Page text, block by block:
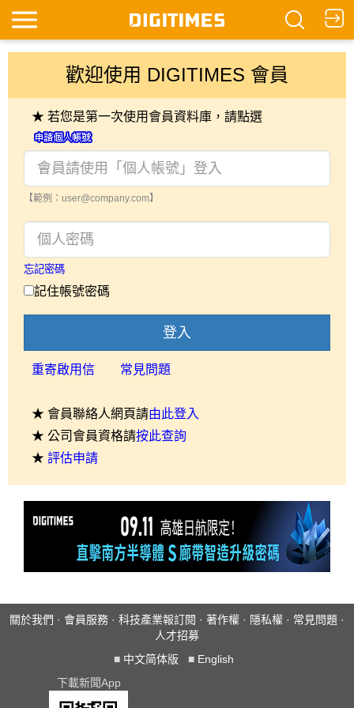
歡迎使用 DIGITIMES 會員
★ 若您是第一次使用會員資料庫，請點選
【範例：user@company.com】
忘記密碼
記住帳號密碼
登入
重寄啟用信 常見問題
★ 會員聯絡人網頁請由此登入
★ 公司會員資格請按此查詢
★ 評估申請
關於我們 · 會員服務 · 科技產業報訂閱 · 著作權 · 隱私權 · 常見問題 ·
人才招募
■ 中文简体版 ■ English
下載新聞App